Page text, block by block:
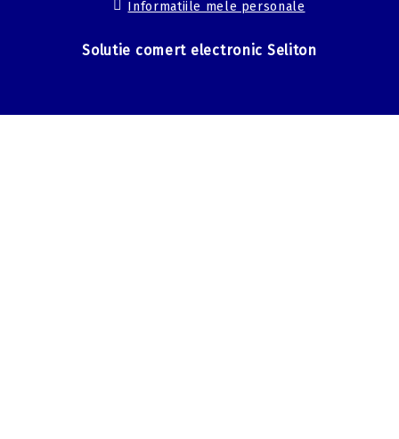
Informatiile mele personale
Solutie comert electronic Seliton